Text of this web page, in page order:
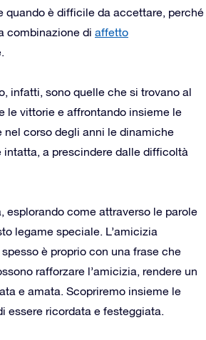
quando è difficile da accettare, perché
combinazione di affetto
infatti, sono quelle che si trovano al
le vittorie e affrontando insieme le
nel corso degli anni le dinamiche
a prescindere dalle difficoltà
esplorando come attraverso le parole
legame speciale. L’amicizia
è proprio con una frase che
rafforzare l’amicizia, rendere un
e amata. Scopriremo insieme le
essere ricordata e festeggiata.